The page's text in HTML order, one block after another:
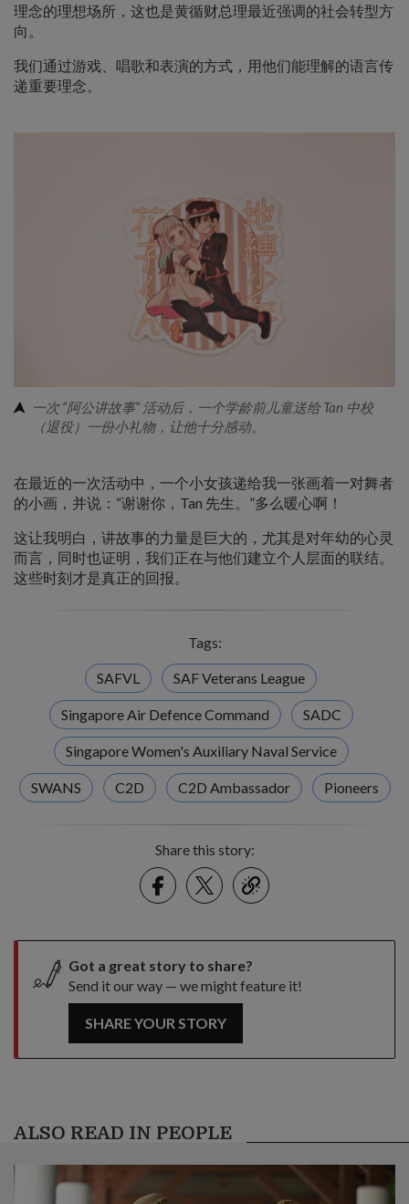
理念的理想场所，这也是黄循财总理最近强调的社会转型方
向。
我们通过游戏、唱歌和表演的方式，用他们能理解的语言传
递重要理念。
一次 “阿公讲故事” 活动后，一个学龄前儿童送给 Tan 中校
（退役）一份小礼物，让他十分感动。
在最近的一次活动中，一个小女孩递给我一张画着一对舞者
的小画，并说：“谢谢你，Tan 先生。”多么暖心啊！
这让我明白，讲故事的力量是巨大的，尤其是对年幼的心灵
而言，同时也证明，我们正在与他们建立个人层面的联结。
这些时刻才是真正的回报。
Tags:
SAFVL SAF Veterans League
Singapore Air Defence Command SADC
Singapore Women's Auxiliary Naval Service
SWANS C2D C2D Ambassador Pioneers
Share this story:
FacebookTwitter
link
Got a great story to share?
Send it our way — we might feature it!
SHARE YOUR STORY
ALSO READ IN PEOPLE